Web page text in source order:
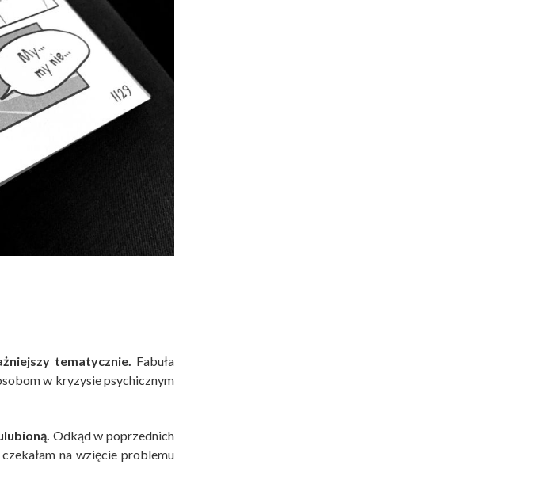
tematycznie. Fabuła
w kryzysie psychicznym
Odkąd w poprzednich
czekałam na wzięcie problemu